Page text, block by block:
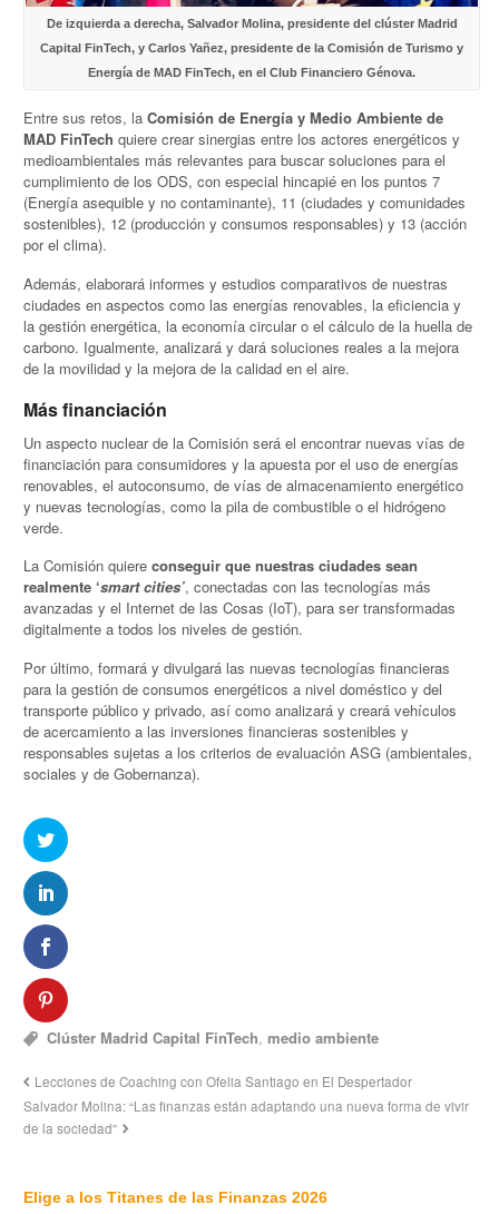
De izquierda a derecha, Salvador Molina, presidente del clúster Madrid
Capital FinTech, y Carlos Yañez, presidente de la Comisión de Turismo y
Energía de MAD FinTech, en el Club Financiero Génova.
Entre sus retos, laComisión de Energía y Medio Ambiente de
MAD FinTech quiere crear sinergias entre los actores energéticos y
medioambientales más relevantes para buscar soluciones para el
cumplimiento de los ODS, con especial hincapié en los puntos 7
(Energía asequible y no contaminante), 11 (ciudades y comunidades
sostenibles), 12 (producción y consumos responsables) y 13 (acción
por el clima).
Además, elaborará informes y estudios comparativos de nuestras
ciudades en aspectos como las energías renovables, la eficiencia y
la gestión energética, la economía circular o el cálculo de la huella de
carbono. Igualmente, analizará y dará soluciones reales a la mejora
de la movilidad y la mejora de la calidad en el aire.
Más financiación
Un aspecto nuclear de la Comisión será el encontrar nuevas vías de
financiación para consumidores y la apuesta por el uso de energías
renovables, el autoconsumo, de vías de almacenamiento energético
y nuevas tecnologías, como la pila de combustible o el hidrógeno
verde.
La Comisión quiereconseguir que nuestras ciudades sean
realmente ‘smart cities’, conectadas con las tecnologías más
avanzadas y el Internet de las Cosas (IoT), para ser transformadas
digitalmente a todos los niveles de gestión.
Por último, formará y divulgará las nuevas tecnologías financieras
para la gestión de consumos energéticos a nivel doméstico y del
transporte público y privado, así como analizará y creará vehículos
de acercamiento a las inversiones financieras sostenibles y
responsables sujetas a los criterios de evaluación ASG (ambientales,
sociales y de Gobernanza).
Clúster Madrid Capital FinTech,medio ambiente
Lecciones de Coaching con Ofelia Santiago en El Despertador
Salvador Molina: “Las finanzas están adaptando una nueva forma de vivir
de la sociedad”
Elige a los Titanes de las Finanzas 2026